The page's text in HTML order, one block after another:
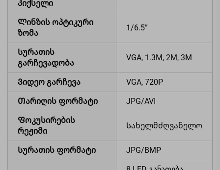
პიქსელი
Ლინზის ოპტიკური
ზომა
1/6.5”
Სურათის
გარჩევადობა
VGA, 1.3M, 2M, 3M
Ვიდეო გარჩევა VGA, 720P
Თარიღის ფორმატი JPG/AVI
Ფოკუსირების
რეჟიმი
Სახელმძღვანელო
Სურათის ფორმატი JPG/BMP